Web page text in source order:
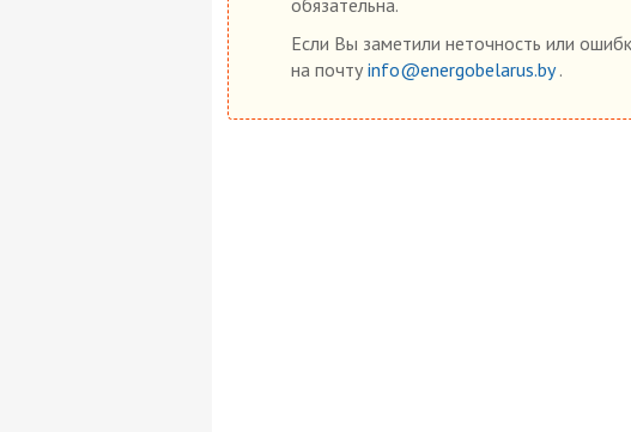
обязательна.
Если Вы заметили неточность или
на почту info@energobelarus.by.